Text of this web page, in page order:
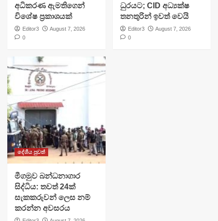
අධිකරණ ඇමතිගෙන්
විශේෂ ප්‍රකාශයක්
Editor3
August 7, 2026
0
ධුරයට; CID අධ්‍යක්ෂ
තනතුරින් ඉවත් වෙයි
Editor3
August 7, 2026
0
දේශීය පුවත්
මීගමුව බන්ධනාගාර
සිද්ධිය: තවත් 24ක්
සැකකරුවන් ලෙස නම්
කරන්න අවසරය